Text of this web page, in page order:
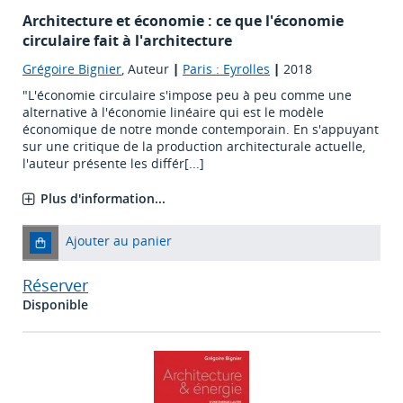
Architecture et économie : ce que l'économie
circulaire fait à l'architecture
Grégoire Bignier, Auteur | Paris : Eyrolles | 2018
"L'économie circulaire s'impose peu à peu comme une
alternative à l'économie linéaire qui est le modèle
économique de notre monde contemporain. En s'appuyant
sur une critique de la production architecturale actuelle,
l'auteur présente les différ[...]
Plus d'information...
Ajouter au panier
Réserver
Disponible